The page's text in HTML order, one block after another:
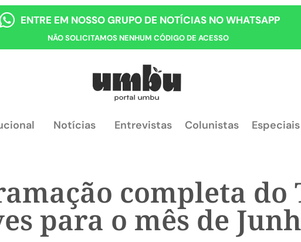
ENTRE EM NOSSO GRUPO DE NOTÍCIAS NO WHATSAPP
NÃO SOLICITAMOS NENHUM CÓDIGO DE ACESSO
Notícias Entrevistas Colunistas Especiais
completa do
para o mês de